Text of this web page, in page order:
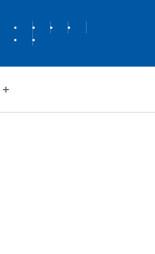
REVUE DE PRESSE